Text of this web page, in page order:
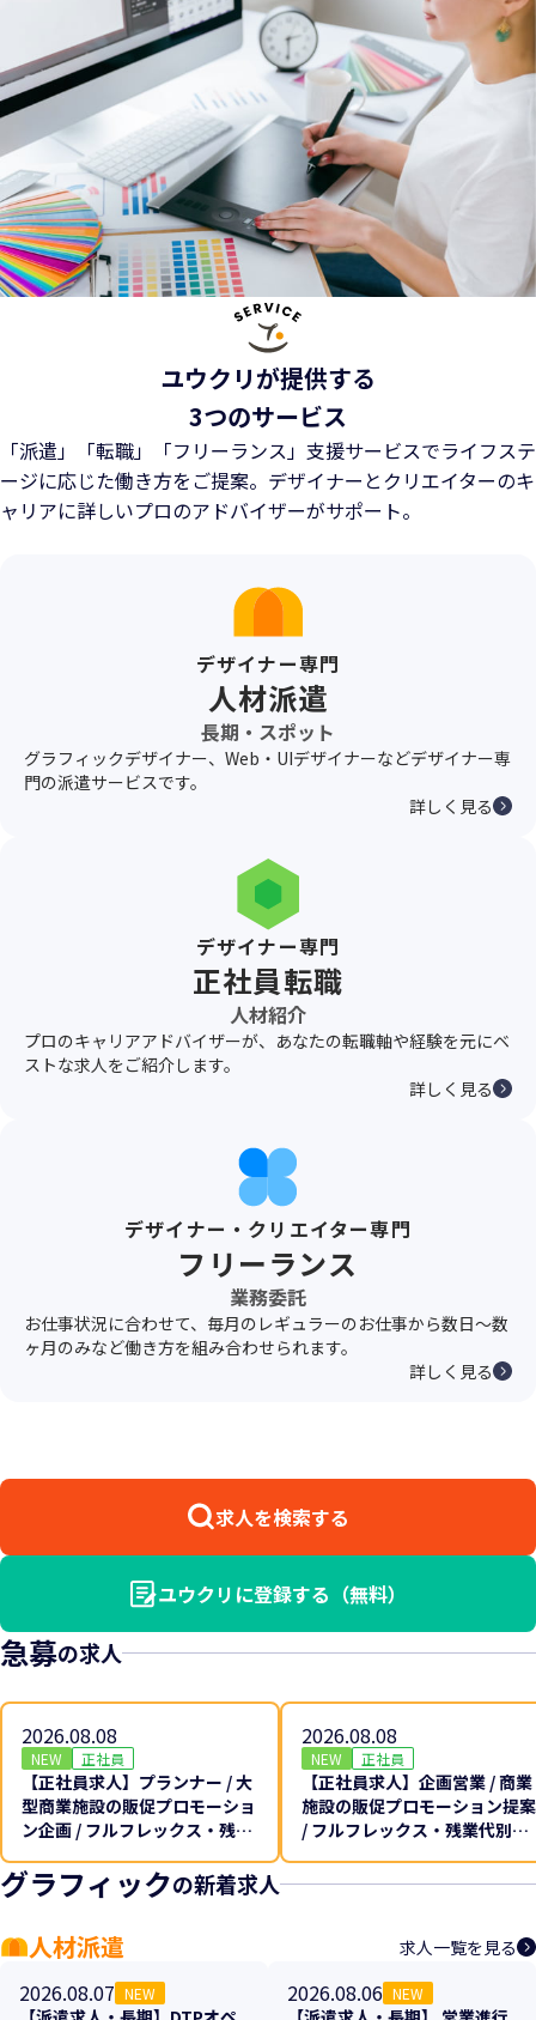
ユウクリが提供する
3つのサービス
「派遣」「転職」「フリーランス」支援サービスでライフステ
ージに応じた働き方をご提案。 デザイナーとクリエイターのキ
ャリアに詳しいプロのアドバイザーがサポート。
デザイナー専門
人材派遣
長期・スポット
グラフィックデザイナー、Web・UIデザイナーなどデザイナー専
門の派遣サービスです。
詳しく見る
デザイナー専門
正社員転職
人材紹介
プロのキャリアアドバイザーが、あなたの転職軸や経験を元にベ
ストな求人をご紹介します。
詳しく見る
デザイナー・クリエイター専門
フリーランス
業務委託
お仕事状況に合わせて、毎月のレギュラーのお仕事から数日〜数
ヶ月のみなど働き方を組み合わせられます。
詳しく見る
求人を検索する
ユウクリに登録する（無料）
急募の求人
2026.08.08
NEW 正社員
【正社員求人】プランナー / 大
型商業施設の販促プロモーショ
ン企画 / フルフレックス・残業
2026.08.08
NEW 正社員
【正社員求人】企画営業 / 商業
施設の販促プロモーション提案
/ フルフレックス・残業代別途
グラフィックの新着求人
人材派遣 求人一覧を見る
2026.08.07 NEW 2026.08.06 NEW